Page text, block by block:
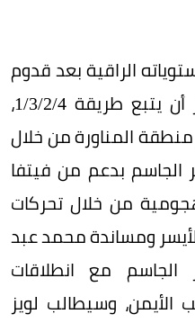
الراقية بعد قدوم
المدرب جروس الذي ينتظر أن يتبع طريقة 4/‏2/‏3/‏1،
المناورة من خلال
الجاسم بدعم من فيتفا
من خلال تحركات
ومساندة محمد عبد
الجاسم مع انطلاقات
وسيطالب لويز